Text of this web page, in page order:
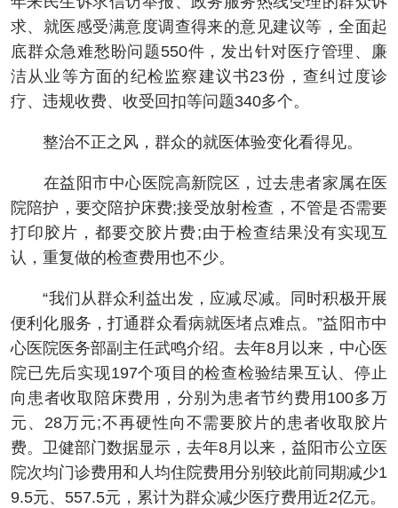
求、就医感受满意度调查得来的意见建议等，全面起
底群众急难愁盼问题550件，发出针对医疗管理、廉
洁从业等方面的纪检监察建议书23份，查纠过度诊
疗、违规收费、收受回扣等问题340多个。
整治不正之风，群众的就医体验变化看得见。
在益阳市中心医院高新院区，过去患者家属在医
院陪护，要交陪护床费;接受放射检查，不管是否需要
打印胶片，都要交胶片费;由于检查结果没有实现互
认，重复做的检查费用也不少。
“我们从群众利益出发，应减尽减。同时积极开展
便利化服务，打通群众看病就医堵点难点。”益阳市中
心医院医务部副主任武鸣介绍。去年8月以来，中心医
院已先后实现197个项目的检查检验结果互认、停止
向患者收取陪床费用，分别为患者节约费用100多万
元、28万元;不再硬性向不需要胶片的患者收取胶片
费。卫健部门数据显示，去年8月以来，益阳市公立医
院次均门诊费用和人均住院费用分别较此前同期减少1
9.5元、557.5元，累计为群众减少医疗费用近2亿元。